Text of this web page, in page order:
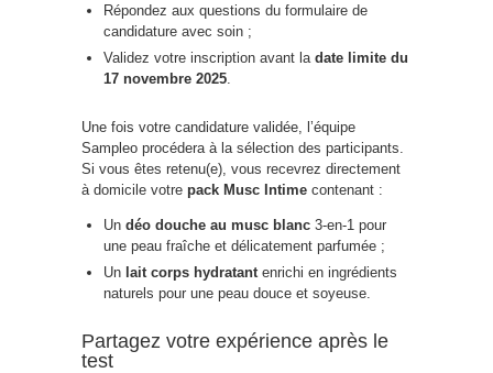
Répondez aux questions du formulaire de
candidature avec soin ;
Validez votre inscription avant la date limite du
17 novembre 2025
Une fois votre candidature validée, l’équipe
Sampleo procédera à la sélection des participants.
Si vous êtes retenu(e), vous recevrez directement
à domicile votre pack Musc Intime contenant :
Un déo douche au musc blanc 3-en-1 pour
une peau fraîche et délicatement parfumée ;
Un lait corps hydratant enrichi en ingrédients
naturels pour une peau douce et soyeuse.
Partagez votre expérience après le
test